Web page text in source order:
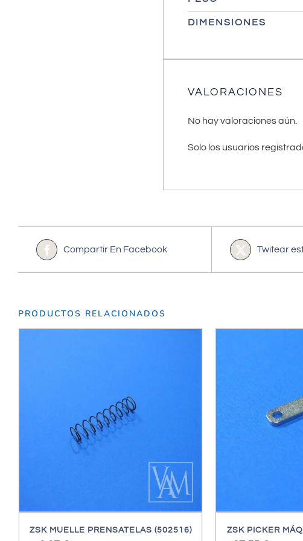
DIMENSIONES
VALORACIONES
No hay valoraciones aún.
Solo los usuarios
Compartir En Facebook Twitear
PRODUCTOS RELACIONADOS
ZSK MUELLE PRENSATELAS (502516)
/ DETALLES
ZSK PICKER
/